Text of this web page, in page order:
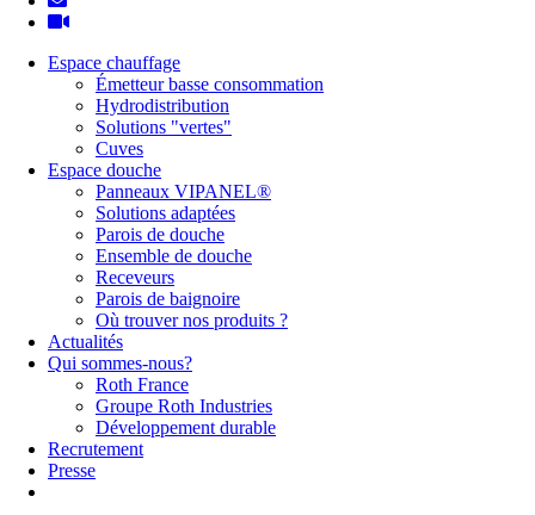
Espace chauffage
Émetteur basse consommation
Hydrodistribution
Solutions "vertes"
Cuves
Espace douche
Panneaux VIPANEL®
Solutions adaptées
Parois de douche
Ensemble de douche
Receveurs
Parois de baignoire
Où trouver nos produits ?
Actualités
Qui sommes-nous?
Roth France
Groupe Roth Industries
Développement durable
Recrutement
Presse